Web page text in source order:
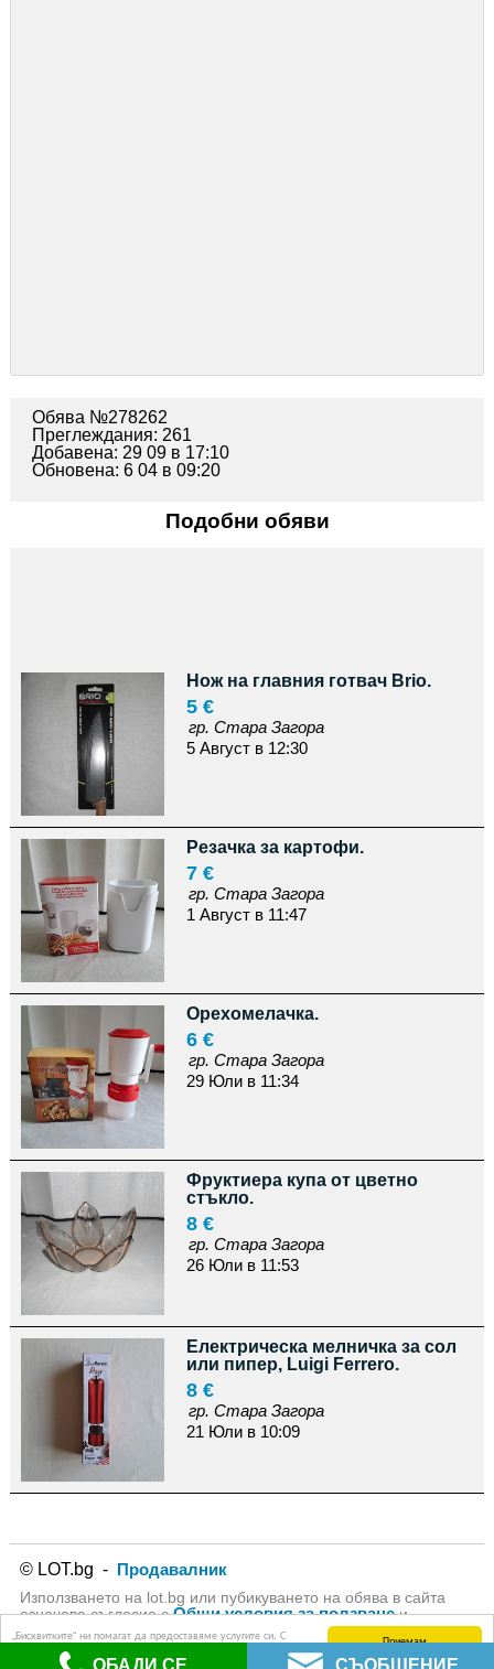
Приемам
„Бисквитките“ ни помагат да предоставяме услугите си. С
използването на услугите ни приемате, че можем да
ОБАДИ СЕ СЪОБЩЕНИЕ
Обява №278262
Преглеждания: 261
Добавена: 29 09 в 17:10
Обновена: 6 04 в 09:20
Подобни обяви
Нож на главния готвач Brio.
5 €
гр. Стара Загора
5 Август в 12:30
Резачка за картофи.
7 €
гр. Стара Загора
1 Август в 11:47
Орехомелачка.
6 €
гр. Стара Загора
29 Юли в 11:34
Фруктиера купа от цветно
стъкло.
8 €
гр. Стара Загора
26 Юли в 11:53
Електрическа мелничка за сол
или пипер, Luigi Ferrero.
8 €
гр. Стара Загора
21 Юли в 10:09
© LOT.bg - Продавалник
Използването на lot.bg или пубикуването на обява в сайта
означава съгласие сОбщи условия за ползванеи
Политика за личните даннина lot.bg